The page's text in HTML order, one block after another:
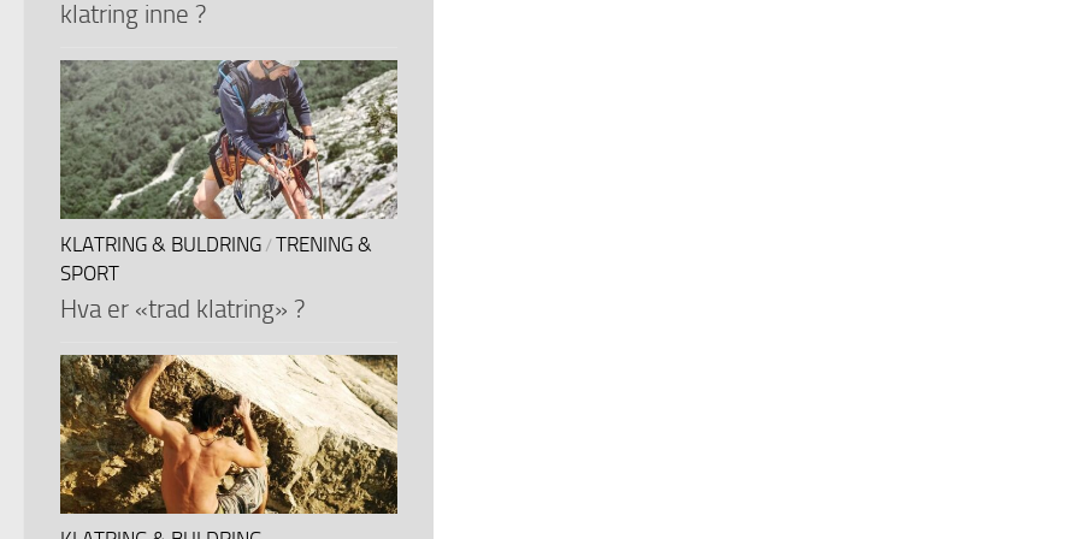
klatring inne ?
KLATRING & BULDRING / TRENING &
SPORT
Hva er «trad klatring» ?